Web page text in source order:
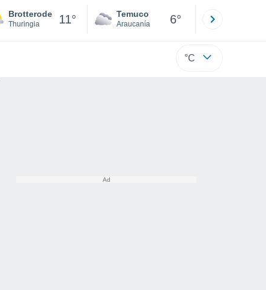
Brotterode
Thuringia 11° Temuco
Araucanía 6°
°C